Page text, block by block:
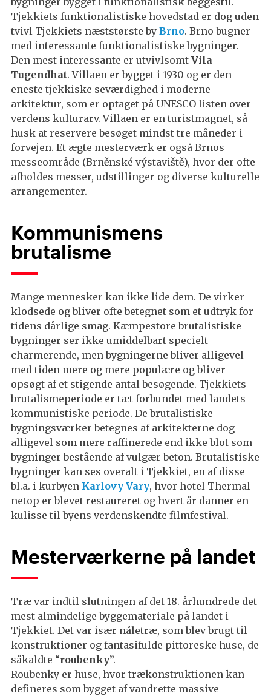
Tjekkiets funktionalistiske hovedstad er dog uden
tvivl Tjekkiets næststørste by Brno. Brno bugner
med interessante funktionalistiske bygninger.
Den mest interessante er utvivlsomt Vila
Tugendhat. Villaen er bygget i 1930 og er den
eneste tjekkiske seværdighed i moderne
arkitektur, som er optaget på UNESCO listen over
verdens kulturarv. Villaen er en turistmagnet, så
husk at reservere besøget mindst tre måneder i
forvejen. Et ægte mesterværk er også Brnos
messeområde (Brněnské výstaviště), hvor der ofte
afholdes messer, udstillinger og diverse kulturelle
arrangementer.
Kommunismens
brutalisme
Mange mennesker kan ikke lide dem. De virker
klodsede og bliver ofte betegnet som et udtryk for
tidens dårlige smag. Kæmpestore brutalistiske
bygninger ser ikke umiddelbart specielt
charmerende, men bygningerne bliver alligevel
med tiden mere og mere populære og bliver
opsøgt af et stigende antal besøgende. Tjekkiets
brutalismeperiode er tæt forbundet med landets
kommunistiske periode. De brutalistiske
bygningsværker betegnes af arkitekterne dog
alligevel som mere raffinerede end ikke blot som
bygninger bestående af vulgær beton. Brutalistiske
bygninger kan ses overalt i Tjekkiet, en af disse
bl.a. i kurbyen Karlovy Vary, hvor hotel Thermal
netop er blevet restaureret og hvert år danner en
kulisse til byens verdenskendte filmfestival.
Mesterværkerne på landet
Træ var indtil slutningen af det 18. århundrede det
mest almindelige byggemateriale på landet i
Tjekkiet. Det var især nåletræ, som blev brugt til
konstruktioner og fantasifulde pittoreske huse, de
såkaldte “roubenky”.
Roubenky er huse, hvor trækonstruktionen kan
defineres som bygget af vandrette massive